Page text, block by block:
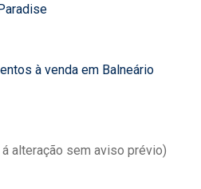
à venda em Balneário
alteração sem aviso prévio)